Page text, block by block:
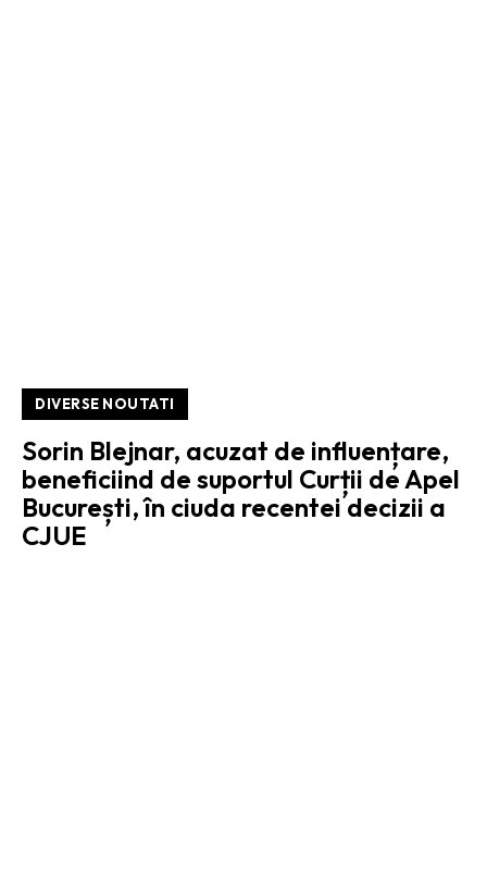
DIVERSE NOUTATI
Sorin Blejnar, acuzat de influențare,
beneficiind de suportul Curții de Apel
București, în ciuda recentei decizii a
CJUE